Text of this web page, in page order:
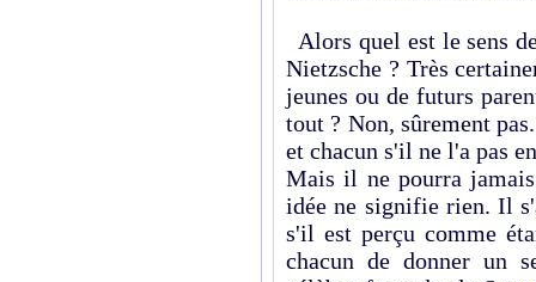
Alors quel est le sens
Nietzsche ? Très
jeunes ou de futurs
tout ? Non, sûrement
et chacun s'il ne l'a pas
Mais il ne pourra
idée ne signifie rien. Il
s'il est perçu comme
chacun de donner un